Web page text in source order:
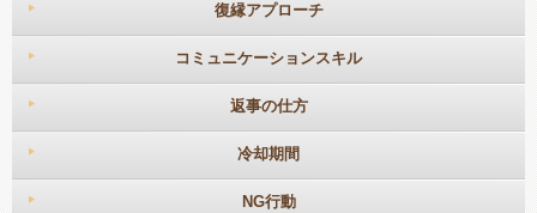
復縁アプローチ
コミュニケーションスキル
返事の仕方
冷却期間
NG行動